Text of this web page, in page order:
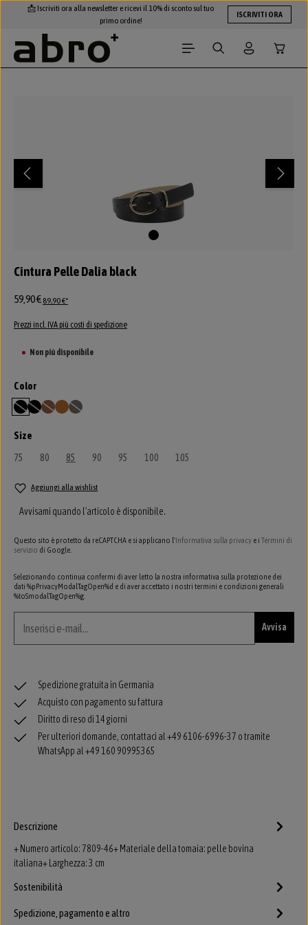
Passa al contenuto principale
📩 Iscriviti ora alla newsletter e ricevi il 10% di sconto sul tuo
primo ordine!
ISCRIVITI ORA
Cintura Pelle Dalia black
59,90 € 89,90 €*
Prezzi incl. IVA più costi di spedizione
Non più disponibile
Seleziona
Color
black
(Questa opzione non è al momento disponibile.)
black/nickel
(Questa opzione non è al momento disponibile.)
caramel/cognac
(Questa opzione non è al momento disponibile.)
cuoio
tope
(Questa opzione non è al momento disponibile.)
Seleziona
Size
75 (Questa opzione non è al momento disponibile.)
80 (Questa opzione non è al momento disponibile.)
85 (Questa opzione non è al momento disponibile.)
90 (Questa opzione non è al momento disponibile.)
95 (Questa opzione non è al momento disponibile.)
100 (Questa opzione non è al momento disponibile.)
105
Aggiungi alla wishlist
Avvisami quando l'articolo è disponibile.
Questo sito è protetto da reCAPTCHA e si applicano l'Informativa sulla privacy e i Termini di
servizio di Google.
Selezionando continua confermi di aver letto la nostra informativa sulla protezione dei
dati %pPrivacyModalTagOpen%d e di aver accettato i nostri termini e condizioni generali
%toSmodalTagOpen%g.
Avvisa
Spedizione gratuita in Germania
Acquisto con pagamento su fattura
Diritto di reso di 14 giorni
Per ulteriori domande, contattaci al +49 6106-6996-37 o tramite
WhatsApp al +49 160 90995365
Descrizione
+ Numero articolo: 7809-46+ Materiale della tomaia: pelle bovina
italiana+ Larghezza: 3 cm
Sostenibilità
Spedizione, pagamento e altro